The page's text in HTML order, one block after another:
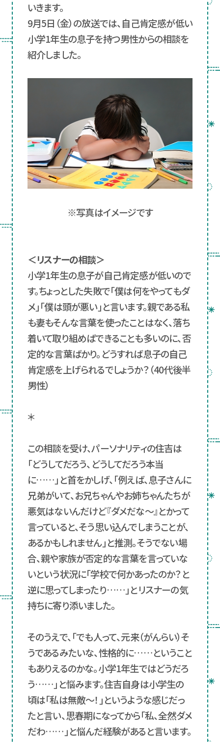
いきます。
9月5日（金）の放送では、自己肯定感が低い
小学1年生の息子を持つ男性からの相談を
紹介しました。
※写真はイメージです
＜リスナーの相談＞
小学1年生の息子が自己肯定感が低いので
す。ちょっとした失敗で「僕は何をやってもダ
メ」「僕は頭が悪い」と言います。親である私
も妻もそんな言葉を使ったことはなく、落ち
着いて取り組めばできることも多いのに、否
定的な言葉ばかり。どうすれば息子の自己
肯定感を上げられるでしょうか？（40代後半
男性）
＊
この相談を受け、パーソナリティの住吉は
「どうしてだろう、どうしてだろう本当
に……」と首をかしげ、「例えば、息子さんに
兄弟がいて、お兄ちゃんやお姉ちゃんたちが
悪気はないんだけど『ダメだな～』とかって
言っていると、そう思い込んでしまうことが、
あるかもしれません」と推測。そうでない場
合、親や家族が否定的な言葉を言っていな
いという状況に「学校で何かあったのか？と
逆に思ってしまったり……」とリスナーの気
持ちに寄り添いました。
そのうえで、「でも人って、元来（がんらい）そ
うであるみたいな、性格的に……ということ
もありえるのかな。小学1年生ではどうだろ
う……」と悩みます。住吉自身は小学生の
頃は「私は無敵～！」というような感じだっ
たと言い、思春期になってから「私、全然ダメ
だわ……」と悩んだ経験があると言います。